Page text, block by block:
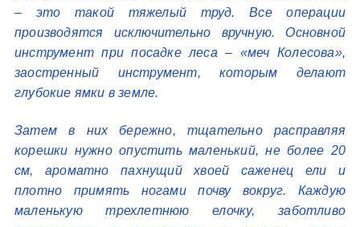
– это такой тяжелый труд. Все операции
производятся исключительно вручную. Основной
инструмент при посадке леса – «меч Колесова»,
заостренный инструмент, которым делают
глубокие ямки в земле.
Затем в них бережно, тщательно расправляя
корешки нужно опустить маленький, не более 20
см, ароматно пахнущий хвоей саженец ели и
плотно примять ногами почву вокруг. Каждую
маленькую трехлетнюю елочку, заботливо